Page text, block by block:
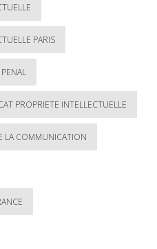
PARIS
PROPRIETE INTELLECTUELLE
LA COMMUNICATION